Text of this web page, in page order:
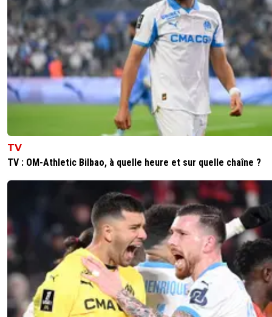
TV
TV : OM-Athletic Bilbao, à quelle heure et sur quelle chaîne ?